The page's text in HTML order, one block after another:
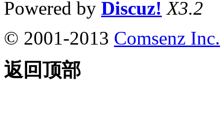
Powered by Discuz! X3.2
© 2001-2013 Comsenz Inc.
返回顶部